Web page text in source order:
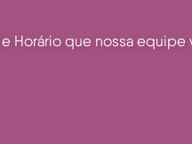
Horário que nossa